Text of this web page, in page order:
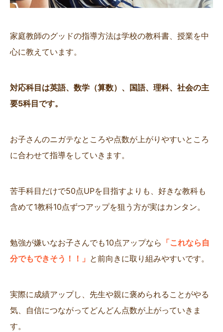
家庭教師のグッドの指導方法は学校の教科書、授業を中
心に教えています。
対応科目は英語、数学（算数）、国語、理科、社会の主
要5科目です。
お子さんのニガテなところや点数が上がりやすいところ
に合わせて指導をしていきます。
苦手科目だけで50点UPを目指すよりも、好きな教科も
含めて1教科10点ずつアップを狙う方が実はカンタン。
勉強が嫌いなお子さんでも10点アップなら 「これなら自
分でもできそう！！」 と前向きに取り組みやすいです。
実際に成績アップし、先生や親に褒められることがやる
気、自信につながってどんどん点数が上がっていきま
す。